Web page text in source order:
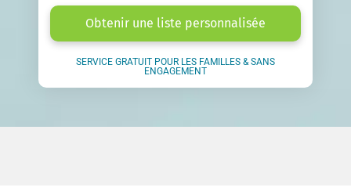
Obtenir une liste personnalisée
SERVICE GRATUIT POUR LES FAMILLES & SANS
ENGAGEMENT